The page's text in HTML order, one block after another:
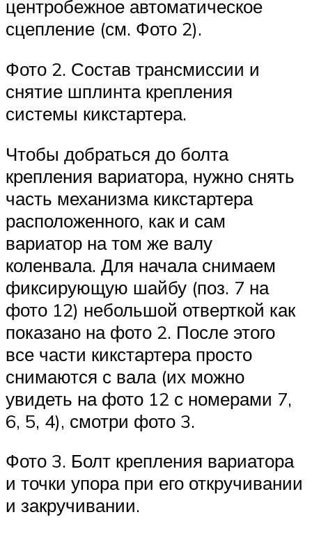
центробежное автоматическое
сцепление (см. Фото 2).
Фото 2. Состав трансмиссии и
снятие шплинта крепления
системы кикстартера.
Чтобы добраться до болта
крепления вариатора, нужно снять
часть механизма кикстартера
расположенного, как и сам
вариатор на том же валу
коленвала. Для начала снимаем
фиксирующую шайбу (поз. 7 на
фото 12) небольшой отверткой как
показано на фото 2. После этого
все части кикстартера просто
снимаются с вала (их можно
увидеть на фото 12 с номерами 7,
6, 5, 4), смотри фото 3.
Фото 3. Болт крепления вариатора
и точки упора при его откручивании
и закручивании.